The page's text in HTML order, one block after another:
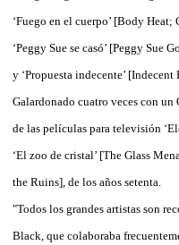
‘Fuego en el cuerpo’ [Body Heat;
‘Peggy Sue se casó’ [Peggy Sue
y ‘Propuesta indecente’ [Indecent
Galardonado cuatro veces con un
de las películas para televisión
‘El zoo de cristal’ [The Glass
the Ruins], de los años setenta.
"Todos los grandes artistas son
Black, que colaboraba